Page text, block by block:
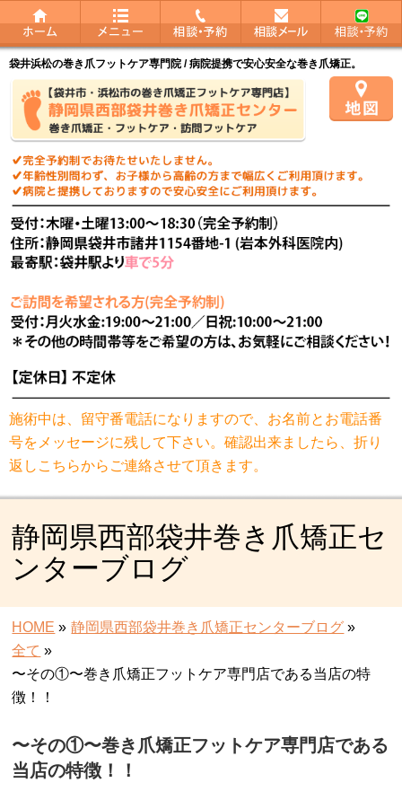
袋井浜松の巻き爪フットケア専門院 / 病院提携で安心安全な巻き爪矯正。
施術中は、留守番電話になりますので、お名前とお電話番
号をメッセージに残して下さい。確認出来ましたら、折り
返しこちらからご連絡させて頂きます。
静岡県西部袋井巻き爪矯正セ
ンターブログ
HOME » 静岡県西部袋井巻き爪矯正センターブログ »
全て »
〜その①〜巻き爪矯正フットケア専門店である当店の特
徴！！
〜その①〜巻き爪矯正フットケア専門店である
当店の特徴！！